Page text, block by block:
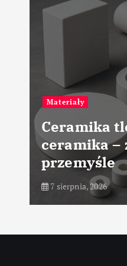
Al2O3 –
zastosowanie w